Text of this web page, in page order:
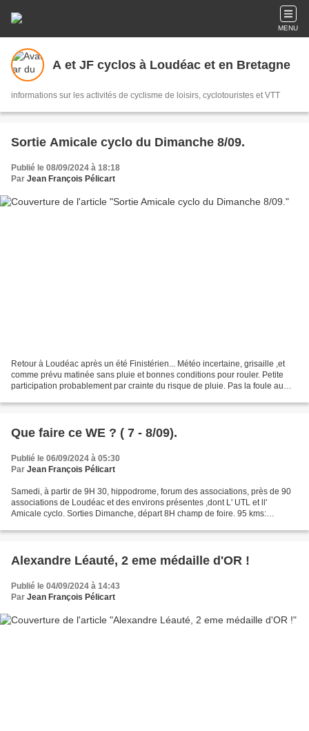
MENU
A et JF cyclos à Loudéac et en Bretagne
informations sur les activités de cyclisme de loisirs, cyclotouristes et VTT
Sortie Amicale cyclo du Dimanche 8/09.
Publié le 08/09/2024 à 18:18
Par Jean François Pélicart
Retour à Loudéac après un été Finistérien... Météo incertaine, grisaille ,et
comme prévu matinée sans pluie et bonnes conditions pour rouler. Petite
participation probablement par crainte du risque de pluie. Pas la foule au
Que faire ce WE ? ( 7 - 8/09).
Publié le 06/09/2024 à 05:30
Par Jean François Pélicart
Samedi, à partir de 9H 30, hippodrome, forum des associations, près de 90
associations de Loudéac et des environs présentes ,dont L' UTL et ll'
Amicale cyclo. Sorties Dimanche, départ 8H champ de foire. 95 kms:
Alexandre Léauté, 2 eme médaille d'OR !
Publié le 04/09/2024 à 14:43
Par Jean François Pélicart